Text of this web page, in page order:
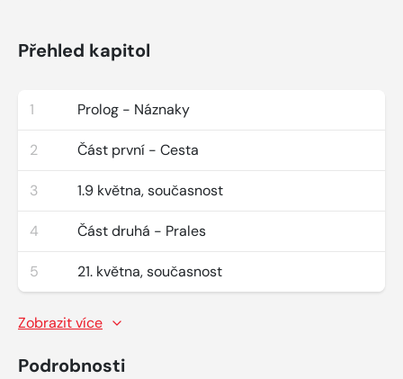
Přehled kapitol
1 Prolog - Náznaky
2 Část první - Cesta
3 1.9 května, současnost
4 Část druhá - Prales
5 21. května, současnost
Zobrazit více
Podrobnosti